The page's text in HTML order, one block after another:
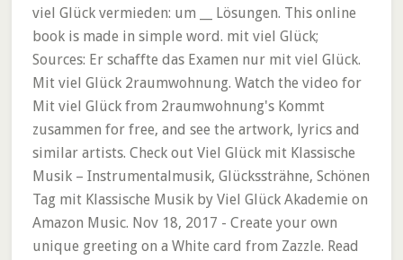
viel Glück vermieden: um __ Lösungen. This online
book is made in simple word. mit viel Glück;
Sources: Er schaffte das Examen nur mit viel Glück.
Mit viel Glück 2raumwohnung. Watch the video for
Mit viel Glück from 2raumwohnung's Kommt
zusammen for free, and see the artwork, lyrics and
similar artists. Check out Viel Glück mit Klassische
Musik – Instrumentalmusik, Glückssträhne, Schönen
Tag mit Klassische Musik by Viel Glück Akademie on
Amazon Music. Nov 18, 2017 - Create your own
unique greeting on a White card from Zazzle. Read